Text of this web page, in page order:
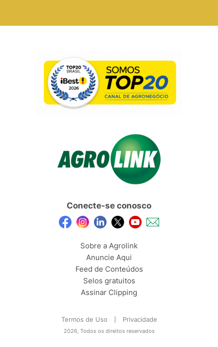
Conecte-se conosco
Sobre a Agrolink
Anuncie Aqui
Feed de Conteúdos
Selos gratuitos
Assinar Clipping
Termos de Uso Privacidade
2026, Todos os direitos reservados